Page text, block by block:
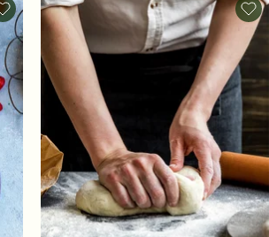
Vafler
-
legg
til
favoritter
-
legg
til